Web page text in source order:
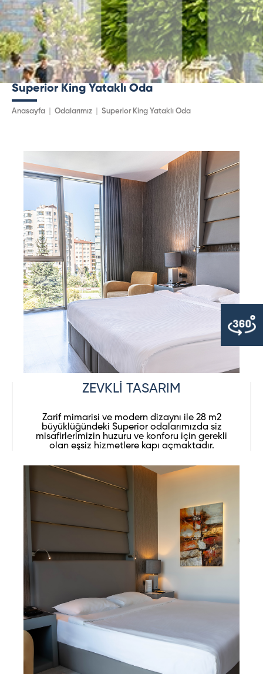
Superior King Yataklı Oda
Anasayfa Odalarımız Superior King Yataklı Oda
ZEVKLİ TASARIM
Zarif mimarisi ve modern dizaynı ile 28 m2
büyüklüğündeki Superior odalarımızda siz
misafirlerimizin huzuru ve konforu için gerekli
olan eşsiz hizmetlere kapı açmaktadır.